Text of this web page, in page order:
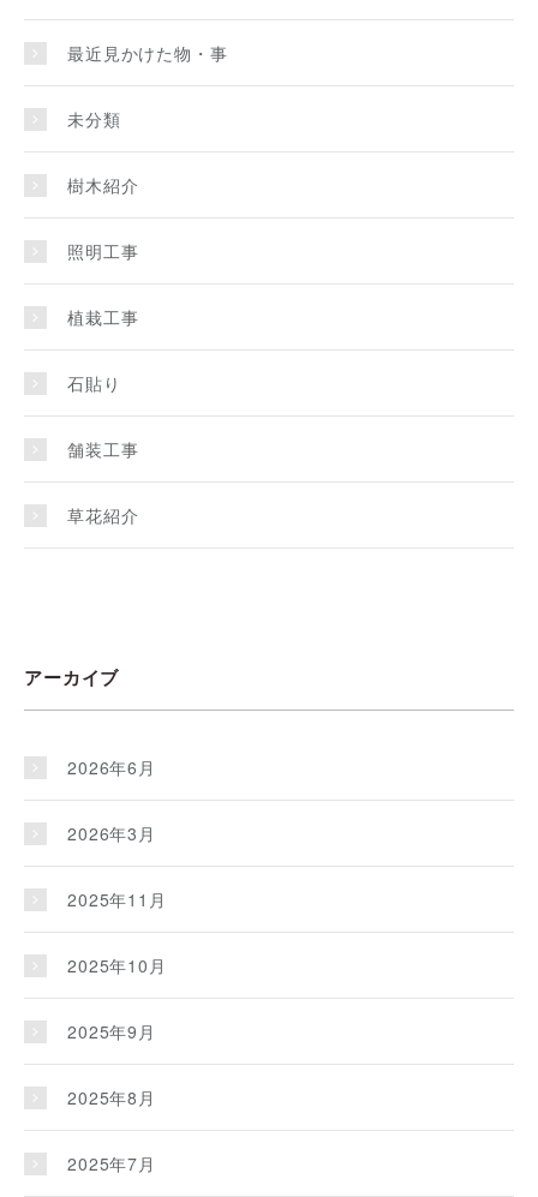
最近見かけた物・事
未分類
樹木紹介
照明工事
植栽工事
石貼り
舗装工事
草花紹介
アーカイブ
2026年6月
2026年3月
2025年11月
2025年10月
2025年9月
2025年8月
2025年7月